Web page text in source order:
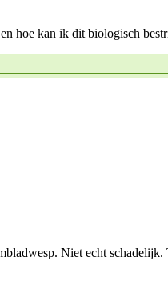
hoe kan ik dit biologisch
Niet echt